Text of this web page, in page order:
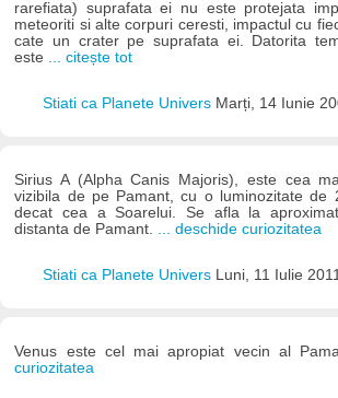
rarefiata) suprafata ei nu este protejata
meteoriti si alte corpuri ceresti, impactul cu
cate un crater pe suprafata ei. Datorita
este ... citește tot
Stiati ca Planete Univers Marți, 14 Iunie
Sirius A (Alpha Canis Majoris), este cea
vizibila de pe Pamant, cu o luminozitate de
decat cea a Soarelui. Se afla la
distanta de Pamant. ... deschide curiozitatea
Stiati ca Planete Univers Luni, 11 Iulie
Venus este cel mai apropiat vecin al
curiozitatea